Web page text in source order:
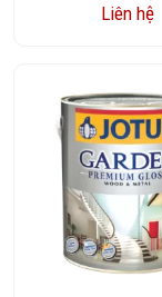
Liên hệ